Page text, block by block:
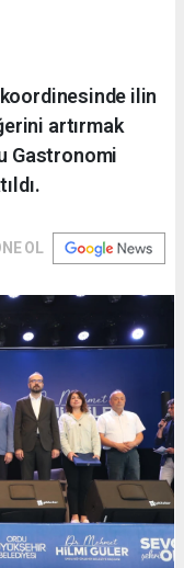
ilin
artırmak
Gastronomi
OL